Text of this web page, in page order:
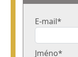
E-mail*
Jméno*